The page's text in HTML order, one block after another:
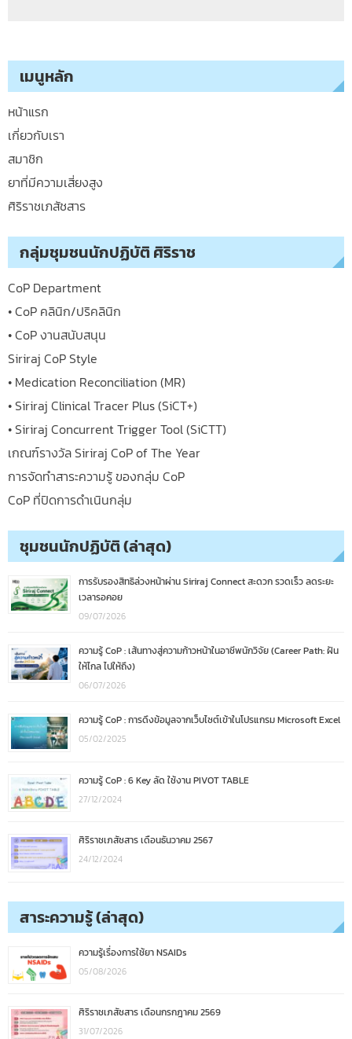
เมนูหลัก
หน้าแรก
เกี่ยวกับเรา
สมาชิก
ยาที่มีความเสี่ยงสูง
ศิริราชเภสัชสาร
กลุ่มชุมชนนักปฏิบัติ ศิริราช
CoP Department
• CoP คลินิก/ปริคลินิก
• CoP งานสนับสนุน
Siriraj CoP Style
• Medication Reconciliation (MR)
• Siriraj Clinical Tracer Plus (SiCT+)
• Siriraj Concurrent Trigger Tool (SiCTT)
เกณฑ์รางวัล Siriraj CoP of The Year
การจัดทำสาระความรู้ ของกลุ่ม CoP
CoP ที่ปิดการดำเนินกลุ่ม
ชุมชนนักปฏิบัติ (ล่าสุด)
การรับรองสิทธิล่วงหน้าผ่าน Siriraj Connect สะดวก รวดเร็ว ลดระยะ
เวลารอคอย
09/07/2026
ความรู้ CoP : เส้นทางสู่ความก้าวหน้าในอาชีพนักวิจัย (Career Path: ฝัน
ให้ไกล ไปให้ถึง)
06/07/2026
ความรู้ CoP : การดึงข้อมูลจากเว็บไซต์เข้าในโปรแกรม Microsoft Excel
05/02/2025
ความรู้ CoP : 6 Key ลัด ใช้งาน PIVOT TABLE
27/12/2024
ศิริราชเภสัชสาร เดือนธันวาคม 2567
24/12/2024
สาระความรู้ (ล่าสุด)
ความรู้เรื่องการใช้ยา NSAIDs
05/08/2026
ศิริราชเภสัชสาร เดือนกรกฎาคม 2569
31/07/2026